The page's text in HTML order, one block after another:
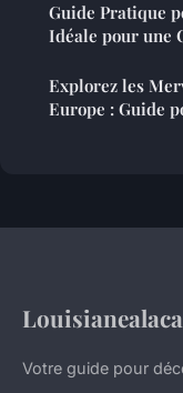
Guide Pratique
Idéale pour une
Explorez les
Europe : Guide
Votre guide pour